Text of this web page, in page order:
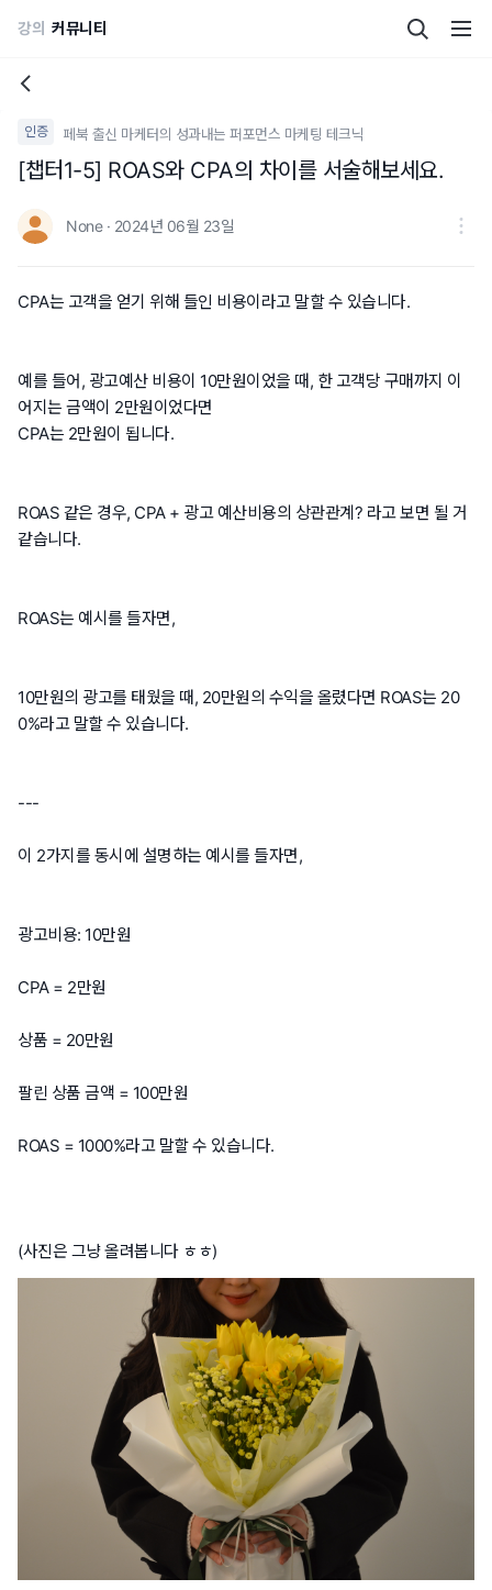
강의 커뮤니티
인증 페북 출신 마케터의 성과내는 퍼포먼스 마케팅 테크닉
[챕터1-5] ROAS와 CPA의 차이를 서술해보세요.
None · 2024년 06월 23일
CPA는 고객을 얻기 위해 들인 비용이라고 말할 수 있습니다.
예를 들어, 광고예산 비용이 10만원이었을 때, 한 고객당 구매까지 이
어지는 금액이 2만원이었다면
CPA는 2만원이 됩니다.
ROAS 같은 경우, CPA + 광고 예산비용의 상관관계? 라고 보면 될 거
같습니다.
ROAS는 예시를 들자면,
10만원의 광고를 태웠을 때, 20만원의 수익을 올렸다면 ROAS는 20
0%라고 말할 수 있습니다.
---
이 2가지를 동시에 설명하는 예시를 들자면,
광고비용: 10만원
CPA = 2만원
상품 = 20만원
팔린 상품 금액 = 100만원
ROAS = 1000%라고 말할 수 있습니다.
(사진은 그냥 올려봅니다 ㅎㅎ)